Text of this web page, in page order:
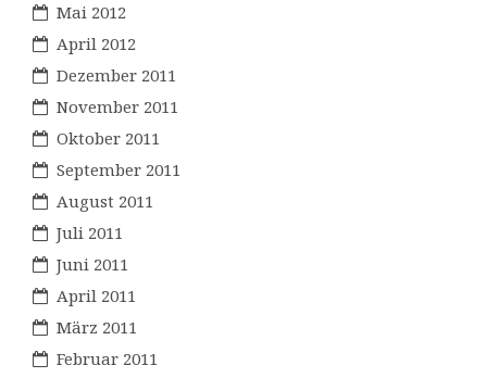
Mai 2012
April 2012
Dezember 2011
November 2011
Oktober 2011
September 2011
August 2011
Juli 2011
Juni 2011
April 2011
März 2011
Februar 2011